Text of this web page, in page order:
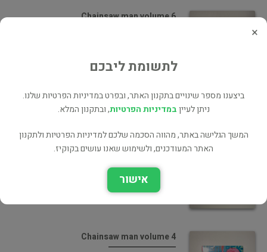
Chainsaw man volume 6
קומיקס
Chainsaw man volume 4
×
לתשומת ליבכם
ביצענו מספר שינויים בתקנון האתר, ובפרט במדיניות הפרטיות שלנו.
ניתן לעייןבמדיניות הפרטיות, ובתקנון המלא.
המשך הגלישה באתר, מהווה הסכמה שלכם למדיניות הפרטיות ולתקנון
האתר המעודכנים, ולשימוש שאנו עושים בקוקיז.
אישור